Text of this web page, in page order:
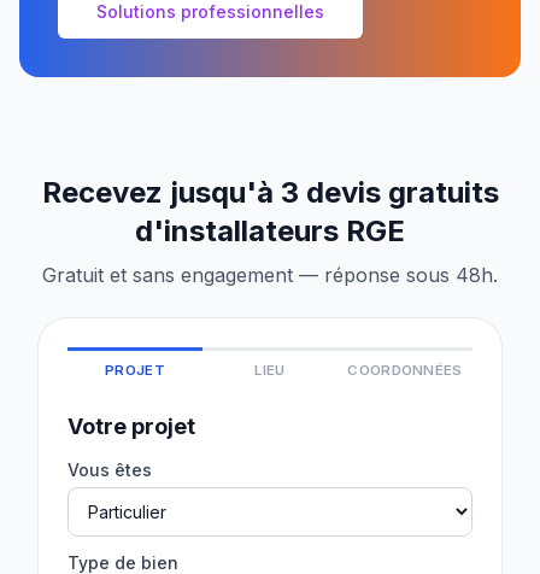
Solutions professionnelles
Recevez jusqu'à 3 devis gratuits
d'installateurs RGE
Gratuit et sans engagement — réponse sous 48h.
PROJET LIEU COORDONNÉES
Votre projet
Vous êtes
Type de bien